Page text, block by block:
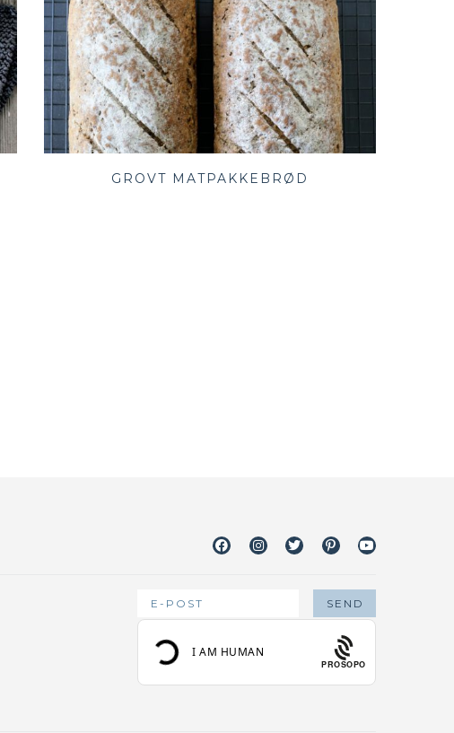
GROVT MATPAKKEBRØD
FacebookInstagramTwitterPinterestYoutube
PROSOPO